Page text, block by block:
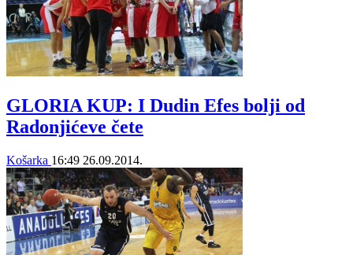
GLORIA KUP: I Dudin Efes bolji od
Radonjićeve čete
Košarka 16:49 26.09.2014.